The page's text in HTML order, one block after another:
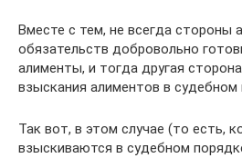
Вместе с тем, не всегда стороны
обязательств добровольно
алименты, и тогда другая
взыскания алиментов в судебном
Так вот, в этом случае (то есть,
взыскиваются в судебном